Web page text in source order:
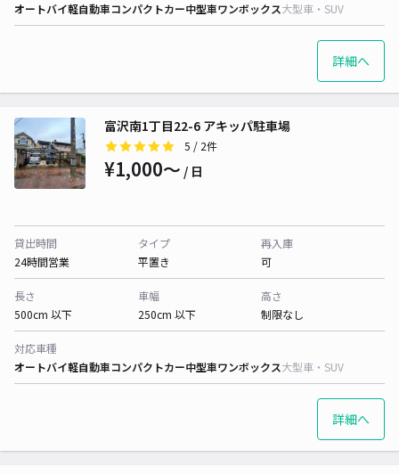
オートバイ軽自動車コンパクトカー中型車ワンボックス大型車・SUV
詳細へ
富沢南1丁目22-6 アキッパ駐車場
5 / 2件
¥1,000〜 / 日
貸出時間
24時間営業
タイプ
平置き
再入庫
可
長さ
500cm 以下
車幅
250cm 以下
高さ
制限なし
対応車種
オートバイ軽自動車コンパクトカー中型車ワンボックス大型車・SUV
詳細へ